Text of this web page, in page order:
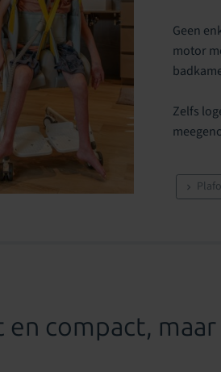
Geen
motor
Zelfs
en compact,